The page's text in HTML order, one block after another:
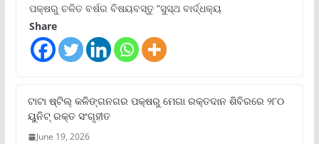
ପକ୍ଷରୁ ଚଳିତ ବର୍ଷର ବିଷୟବସ୍ତୁ “ସୁସ୍ଥ ବାର୍ଦ୍ଧକ୍ୟ
Share
ଟାଟା ଷ୍ଟିଲ୍‌ କଳିଙ୍ଗନଗର ପକ୍ଷରୁ ମେଗା ରକ୍ତଦାନ ଶିବିରରେ ୨୮୦
ୟୁନିଟ୍‌ ରକ୍ତ ସଂଗୃହୀତ
June 19, 2026